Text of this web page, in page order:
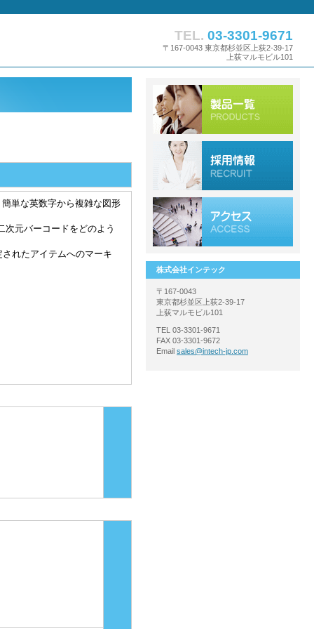
TEL. 03-3301-9671
〒167-0043 東京都杉並区上荻2-39-17
上荻マルモビル101
単な英数字から複雑な図形
元バーコードをどのよう
れたアイテムへのマーキ
株式会社インテック
〒167-0043
東京都杉並区上荻2-39-17
上荻マルモビル101
TEL 03-3301-9671
FAX 03-3301-9672
Email sales@intech-jp.com